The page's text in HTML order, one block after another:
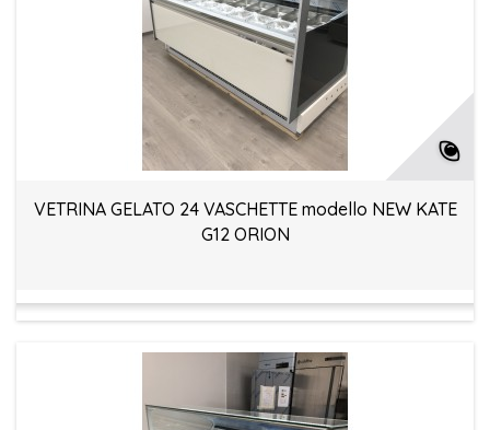
VETRINA GELATO 24 VASCHETTE modello NEW KATE
G12 ORION